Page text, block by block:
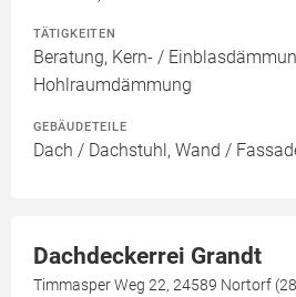
TÄTIGKEITEN
Beratung, Kern- /
Hohlraumdämmung
GEBÄUDETEILE
Dach / Dachstuhl, Wand /
Dachdeckerrei Grandt
Timmasper Weg 22, 24589 Nortorf